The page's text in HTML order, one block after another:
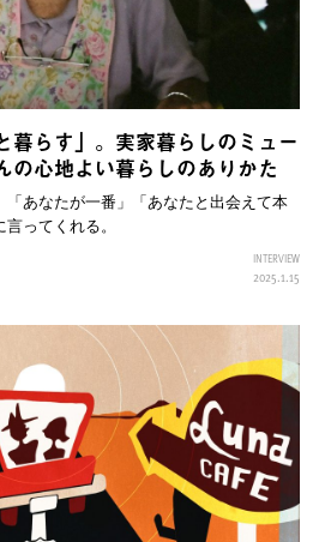
暮らす」。実家暮らしのミュー
の心地よい暮らしのありかた
「あなたが一番」「あなたと出会えて本
ってくれる。
INTERVIEW
2025.1.15